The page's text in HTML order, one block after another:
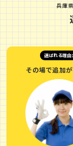
兵庫県
選ばれる理由
その場で追加